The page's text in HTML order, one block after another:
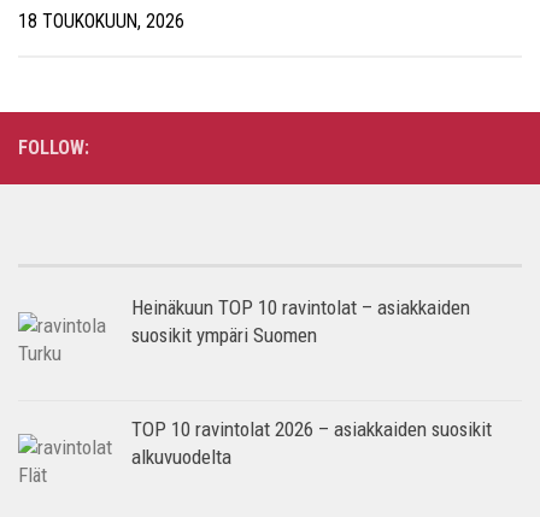
18 TOUKOKUUN, 2026
FOLLOW:
Heinäkuun TOP 10 ravintolat – asiakkaiden
suosikit ympäri Suomen
TOP 10 ravintolat 2026 – asiakkaiden suosikit
alkuvuodelta